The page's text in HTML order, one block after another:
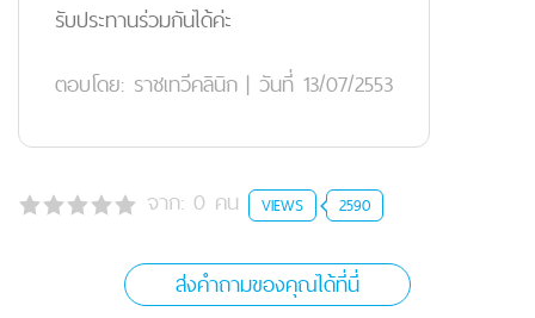
รับประทานร่วมกันได้ค่ะ
ตอบโดย: ราชเทวีคลินิก | วันที่ 13/07/2553
จาก: 0 คน VIEWS 2590
ส่งคำถามของคุณได้ที่นี่